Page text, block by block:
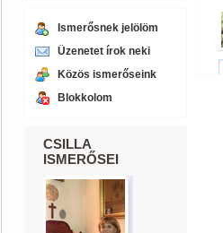
Ismerősnek jelölöm
Üzenetet írok neki
Közös ismerőseink
Blokkolom
CSILLA
ISMERŐSEI